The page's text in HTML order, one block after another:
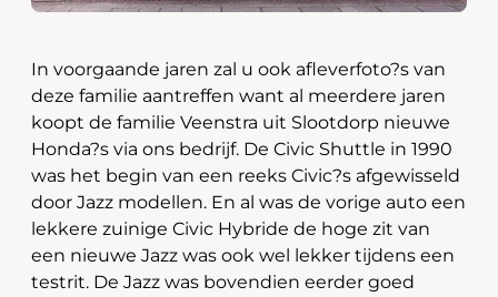
In voorgaande jaren zal u ook afleverfoto?s van
deze familie aantreffen want al meerdere jaren
koopt de familie Veenstra uit Slootdorp nieuwe
Honda?s via ons bedrijf. De Civic Shuttle in 1990
was het begin van een reeks Civic?s afgewisseld
door Jazz modellen. En al was de vorige auto een
lekkere zuinige Civic Hybride de hoge zit van
een nieuwe Jazz was ook wel lekker tijdens een
testrit. De Jazz was bovendien eerder goed